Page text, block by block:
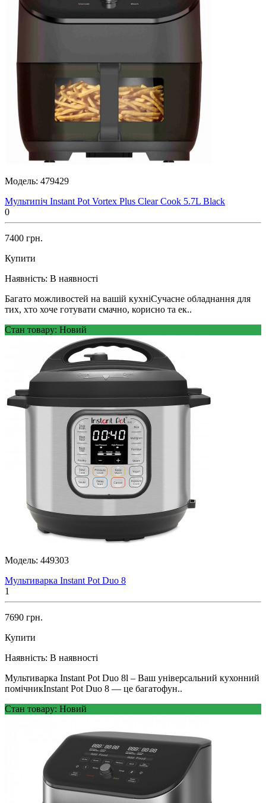
Модель: 479429
Мультипіч Instant Pot Vortex Plus Clear Cook 5.7L Black
0
7400 грн.
Купити
Наявність: В наявності
Багато можливостей на вашій кухніСучасне обладнання для
тих, хто хоче готувати смачно, корисно та ек..
Стан товару: Новий
Модель: 449303
Мультиварка Instant Pot Duo 8
1
7690 грн.
Купити
Наявність: В наявності
Мультиварка Instant Pot Duo 8l – Ваш універсальний кухонний
помічникInstant Pot Duo 8 — це багатофун..
Стан товару: Новий